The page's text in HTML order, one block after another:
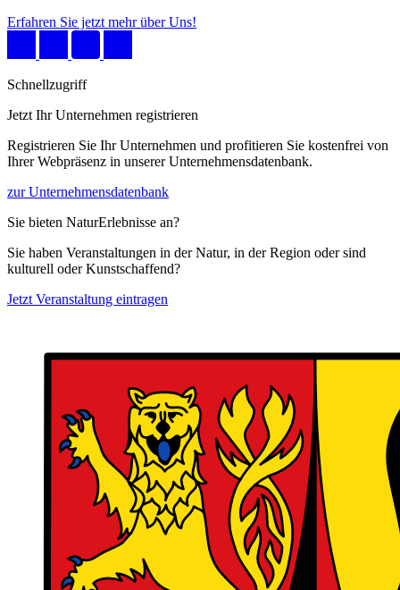
Erfahren Sie jetzt mehr über Uns!
Schnellzugriff
Jetzt Ihr Unternehmen registrieren
Registrieren Sie Ihr Unternehmen und profitieren Sie kostenfrei von
Ihrer Webpräsenz in unserer Unternehmensdatenbank.
zur Unternehmensdatenbank
Sie bieten NaturErlebnisse an?
Sie haben Veranstaltungen in der Natur, in der Region oder sind
kulturell oder Kunstschaffend?
Jetzt Veranstaltung eintragen